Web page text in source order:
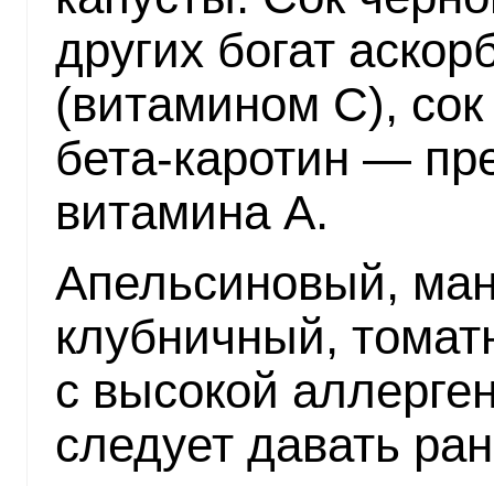
других богат
(витамином С),
бета-каротин —
витамина А.
Апельсиновый,
клубничный,
с высокой
следует давать